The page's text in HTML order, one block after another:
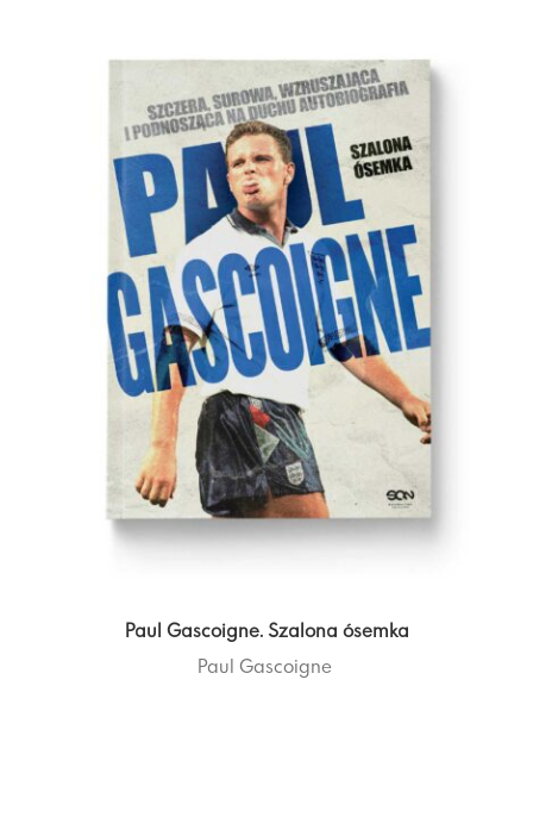
Paul Gascoigne. Szalona ósemka
Paul Gascoigne